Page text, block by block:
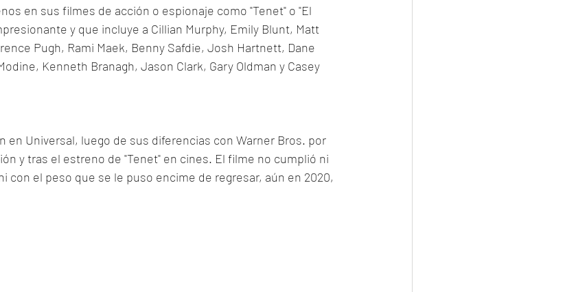
en sus filmes de acción o espionaje como "Tenet" o "El
y que incluye a Cillian Murphy, Emily Blunt, Matt
Pugh, Rami Maek, Benny Safdie, Josh Hartnett, Dane
Kenneth Branagh, Jason Clark, Gary Oldman y Casey
en Universal, luego de sus diferencias con Warner Bros. por
y tras el estreno de "Tenet" en cines. El filme no cumplió ni
con el peso que se le puso encime de regresar, aún en 2020,